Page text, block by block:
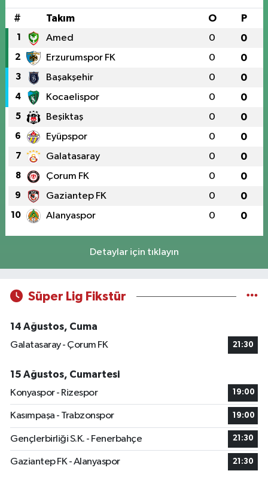
# Takım O P
1 Amed 0 0
2 Erzurumspor FK 0 0
3 Başakşehir 0 0
4 Kocaelispor 0 0
5 Beşiktaş 0 0
6 Eyüpspor 0 0
7 Galatasaray 0 0
8 Çorum FK 0 0
9 Gaziantep FK 0 0
10 Alanyaspor 0 0
Detaylar için tıklayın
Süper Lig Fikstür
14 Ağustos, Cuma
Galatasaray - Çorum FK
21:30
15 Ağustos, Cumartesi
Konyaspor - Rizespor
19:00
Kasımpaşa - Trabzonspor 19:00
Gençlerbirliği S.K. - Fenerbahçe 21:30
Gaziantep FK - Alanyaspor 21:30